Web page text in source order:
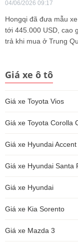
04/06/2026 09:17
Hongqi đã đưa mẫu
tới 445.000 USD, cao
trả khi mua ở Trung
Giá xe ô tô
Giá xe Toyota Vios
Giá xe Toyota Corolla
Giá xe Hyundai Accent
Giá xe Hyundai Santa
Giá xe Hyundai
Giá xe Kia Sorento
Giá xe Mazda 3